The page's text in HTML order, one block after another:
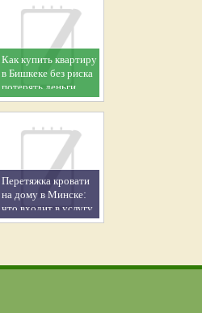
Как купить квартиру
в Бишкеке без риска
потерять деньги
Перетяжка кровати
на дому в Минске:
что входит в услугу
и как выбрать ткань